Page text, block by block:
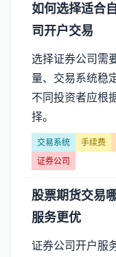
如何选择适合
司开户交易
选择证券公司需
量、交易系统稳
不同投资者应根
择。
交易系统 手续费
证券公司
股票期货交易
服务更优
证券公司开户服